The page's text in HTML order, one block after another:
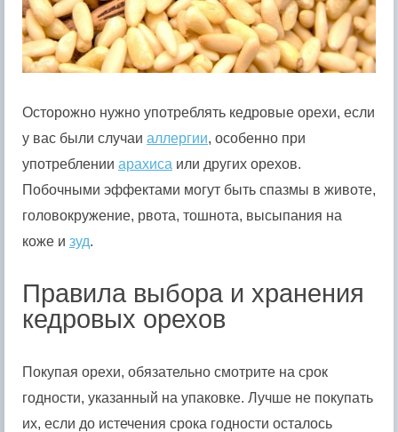
Осторожно нужно употреблять кедровые орехи, если
у вас были случаи аллергии, особенно при
употреблении арахиса или других орехов.
Побочными эффектами могут быть спазмы в животе,
головокружение, рвота, тошнота, высыпания на
коже и зуд.
Правила выбора и хранения
кедровых орехов
Покупая орехи, обязательно смотрите на срок
годности, указанный на упаковке. Лучше не покупать
их, если до истечения срока годности осталось